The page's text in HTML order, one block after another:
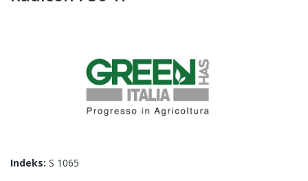
Indeks: S 1065